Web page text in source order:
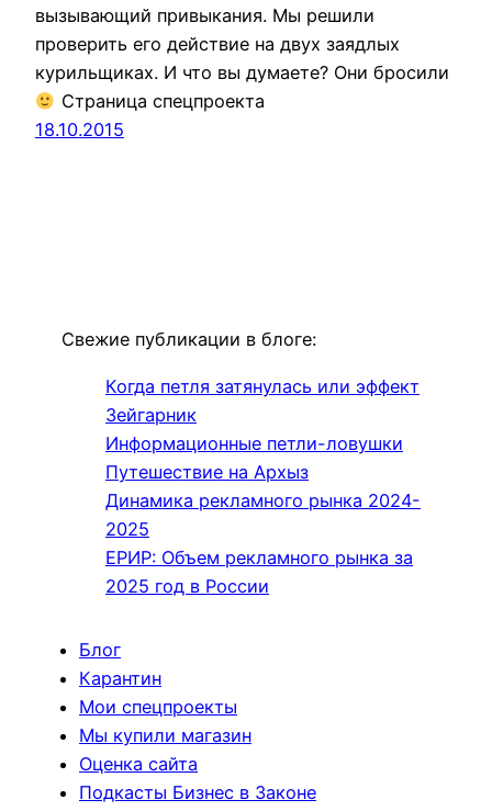
вызывающий привыкания. Мы решили
проверить его действие на двух заядлых
курильщиках. И что вы думаете? Они бросили
Страница спецпроекта
18.10.2015
Свежие публикации в блоге:
Когда петля затянулась или эффект
Зейгарник
Информационные петли-ловушки
Путешествие на Архыз
Динамика рекламного рынка 2024-
2025
ЕРИР: Объем рекламного рынка за
2025 год в России
Блог
Карантин
Мои спецпроекты
Мы купили магазин
Оценка сайта
Подкасты Бизнес в Законе